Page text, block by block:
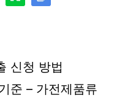
신청 방법
준 – 가전제품류